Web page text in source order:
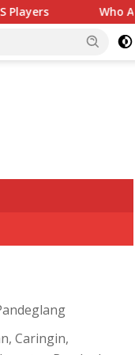
Who Are the Top
Caringin,